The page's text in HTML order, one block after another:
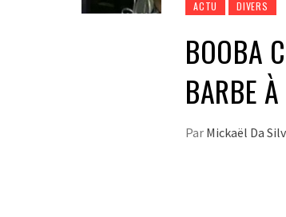
ACTU DIVERS
BOOBA
BARBE
Par Mickaël Da